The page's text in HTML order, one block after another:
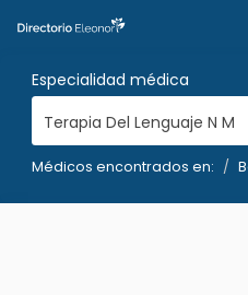
Especialidad médica
Terapia Del Lenguaje N M
Médicos encontrados en: